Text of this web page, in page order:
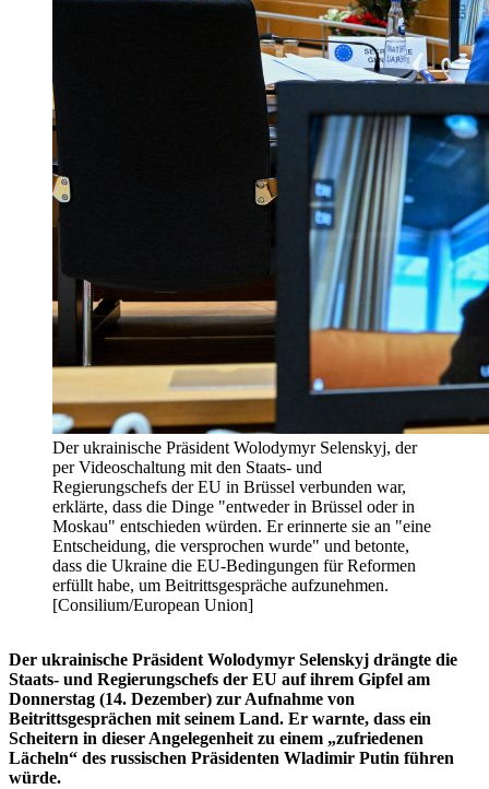
Der ukrainische Präsident Wolodymyr Selenskyj, der
per Videoschaltung mit den Staats- und
Regierungschefs der EU in Brüssel verbunden war,
erklärte, dass die Dinge "entweder in Brüssel oder in
Moskau" entschieden würden. Er erinnerte sie an "eine
Entscheidung, die versprochen wurde" und betonte,
dass die Ukraine die EU-Bedingungen für Reformen
erfüllt habe, um Beitrittsgespräche aufzunehmen.
[Consilium/European Union]
Der ukrainische Präsident Wolodymyr Selenskyj drängte die
Staats- und Regierungschefs der EU auf ihrem Gipfel am
Donnerstag (14. Dezember) zur Aufnahme von
Beitrittsgesprächen mit seinem Land. Er warnte, dass ein
Scheitern in dieser Angelegenheit zu einem „zufriedenen
Lächeln“ des russischen Präsidenten Wladimir Putin führen
würde.